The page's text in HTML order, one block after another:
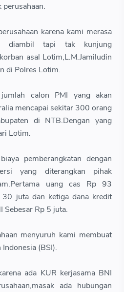
karena kami merasa
diambil tapi tak kunjung
asal Lotim,L.M.Jamiludin
di Polres Lotim.
calon PMI yang akan
mencapai sekitar 300 orang
di NTB.Dengan yang
Lotim.
pemberangkatan dengan
yang diterangkan pihak
uang cas Rp 93
30 juta dan ketiga dana kredit
Sebesar Rp 5 juta.
menyuruh kami membuat
(BSI).
ada KUR kerjasama BNI
ada hubungan